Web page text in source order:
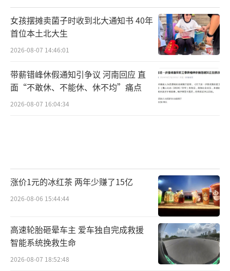
女孩摆摊卖菌子时收到北大通知书 40年
首位本土北大生
2026-08-07 14:46:01
带薪错峰休假通知引争议 河南回应 直
面“不敢休、不能休、休不均”痛点
2026-08-07 16:04:34
涨价1元的冰红茶 两年少赚了15亿
2026-08-06 15:44:44
高速轮胎砸晕车主 爱车独自完成救援
智能系统挽救生命
2026-08-07 18:52:48